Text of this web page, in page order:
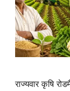
राज्यवार कृषि